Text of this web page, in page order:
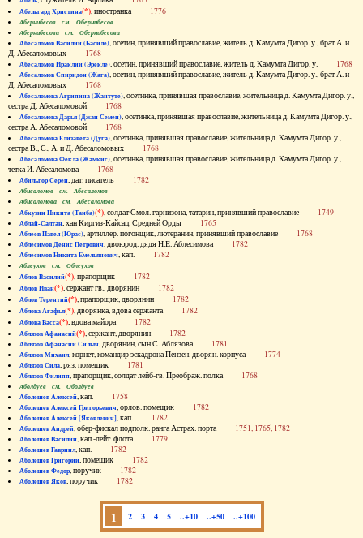
Абельгард Христина(*), иностранка 1776
Абернибесов см. Обернибесов
Абернибесова см. Обернибесова
Абесаломов Василий (Басиле), осетин, принявший православие, житель д. Камумта Дигор. у., брат А. и
Д. Абесаломовых 1768
Абесаломов Ираклий (Эрекле), осетин, принявший православие, житель д. Камумта Дигор. у. 1768
Абесаломов Спиридон (Жага), осетин, принявший православие, житель д. Камумта Дигор. у., брат А. и
Д. Абесаломовых 1768
Абесаломова Агрипина (Жантуте), осетинка, принявшая православие, жительница д. Камумта Дигор. у.,
сестра Д. Абесаломовой 1768
Абесаломова Дарья (Джан Семен), осетинка, принявшая православие, жительница д. Камумта Дигор. у.,
сестра А. Абесаломовой 1768
Абесаломова Елизавета (Дуга), осетинка, принявшая православие, жительница д. Камумта Дигор. у.,
сестра В., С., А. и Д. Абесаломовых 1768
Абесаломова Фекла (Жамкис), осетинка, принявшая православие, жительница д. Камумта Дигор. у.,
тетка И. Абесаломова 1768
Абильгор Серен, дат. писатель 1782
Абисаломов см. Абесаломов
Абисаломова см. Абесаломова
Абкузин Никита (Танба)(*), солдат Смол. гарнизона, татарин, принявший православие 1749
Аблай-Салтан, хан Киргиз-Кайсац. Средней Орды 1765
Аблеев Павел (Юрас), артиллер. погонщик, лютеранин, принявший православие 1768
Аблесимов Денис Петрович, двоюрод. дядя Н.Е. Аблесимова 1782
Аблесимов Никита Емельянович, кап. 1782
Аблеухов см. Облеухов
Аблов Василий(*), прапорщик 1782
Аблов Иван(*), сержант гв., дворянин 1782
Аблов Терентий(*), прапорщик, дворянин 1782
Аблова Агафья(*), дворянка, вдова сержанта 1782
Аблова Васса(*), вдова майора 1782
Аблязов Афанасий(*), сержант, дворянин 1782
Аблязов Афанасий Силыч, дворянин, сын С. Аблязова 1781
Аблязов Михаил, корнет, командир эскадрона Пензен. дворян. корпуса 1774
Аблязов Сила, ряз. помещик 1781
Аблязов Филипп, прапорщик, солдат лейб-гв. Преображ. полка 1768
Аболдуев см. Оболдуев
Аболешев Алексей, кап. 1758
Аболешев Алексей Григорьевич, орлов. помещик 1782
Аболешев Алексей [Яковлевич], кап. 1782
Аболешев Андрей, обер-фискал подполк. ранга Астрах. порта 1751, 1765, 1782
Аболешев Василий, кап.-лейт. флота 1779
Аболешев Гавриил, кап. 1782
Аболешев Григорий, помещик 1782
Аболешев Федор, поручик 1782
Аболешев Яков, поручик 1782
1 2 3 4 5 ..+10 ..+50 ..+100